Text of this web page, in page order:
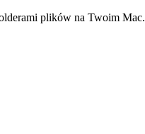
plików na Twoim Mac.